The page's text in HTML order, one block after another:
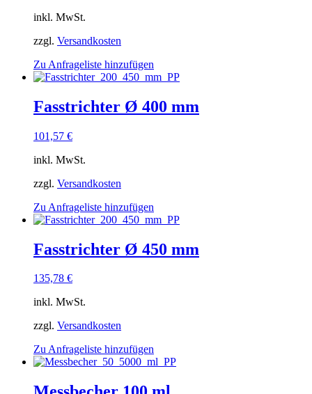
inkl. MwSt.
zzgl. Versandkosten
Zu Anfrageliste hinzufügen
Fasstrichter Ø 400 mm
101,57 €
inkl. MwSt.
zzgl. Versandkosten
Zu Anfrageliste hinzufügen
Fasstrichter Ø 450 mm
135,78 €
inkl. MwSt.
zzgl. Versandkosten
Zu Anfrageliste hinzufügen